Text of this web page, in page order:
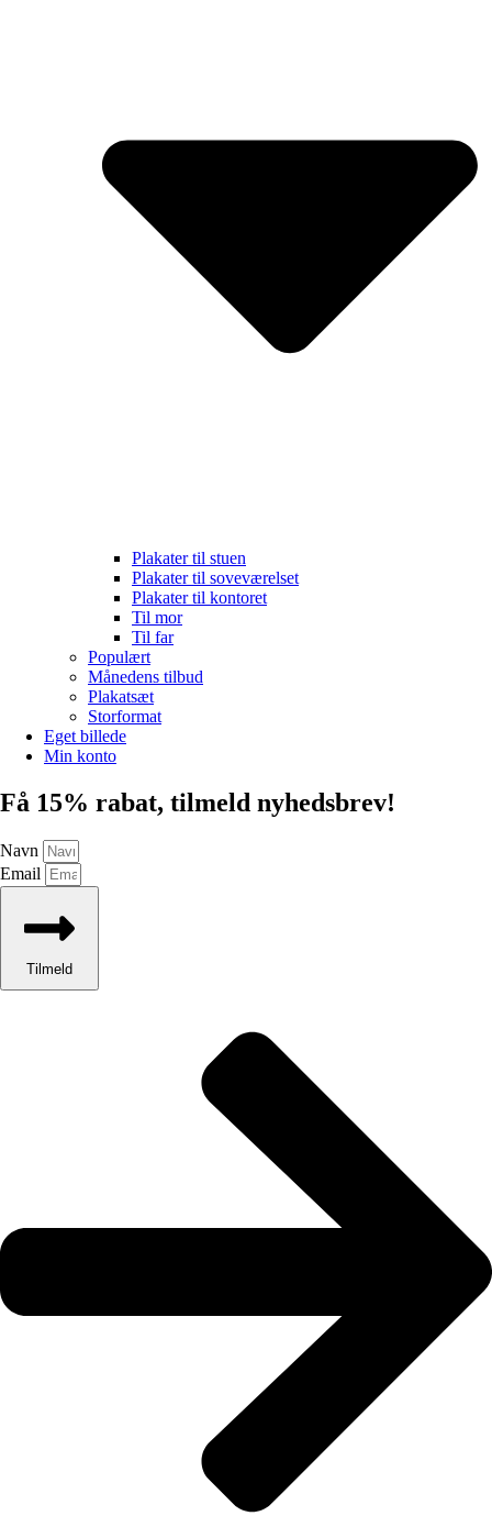
Plakater til stuen
Plakater til soveværelset
Plakater til kontoret
Til mor
Til far
Populært
Månedens tilbud
Plakatsæt
Storformat
Eget billede
Min konto
Få 15% rabat, tilmeld nyhedsbrev!
Navn
Email
Tilmeld